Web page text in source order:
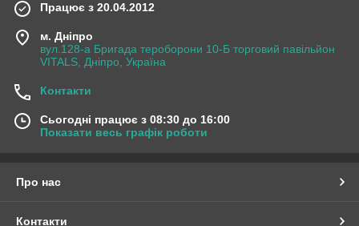
Працює з 20.04.2012
м. Дніпро
вул.128-а Бригада тероборони 10-Б торговий павільйон
VITALS, Дніпро, Україна
Контакти
Сьогодні працює з 08:30 до 16:00
Показати весь графік роботи
Про нас
Контакти